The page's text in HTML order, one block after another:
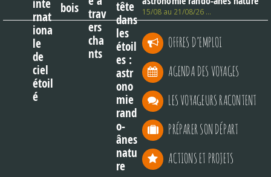
15/08 au 21/08/26 …
OFFRES D’EMPLOI
AGENDA DES VOYAGES
LES VOYAGEURS RACONTENT
PRÉPARER SON DÉPART
ACTIONS ET PROJETS